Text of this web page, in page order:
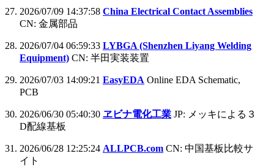
2026/07/09 14:37:58 China Electrical Contact Assemblies
CN: 金属部品
2026/07/04 06:59:33 LYBGA (Shenzhen Liyang Welding
Equipment) CN: 半田実装装置
2026/07/03 14:09:21 EasyEDA Online EDA Schematic,
PCB
2026/06/30 05:40:30 ヱビナ電化工業 JP: メッキによる３
D配線基板
2026/06/28 12:25:24 ALLPCB.com CN: 中国基板比較サ
イト